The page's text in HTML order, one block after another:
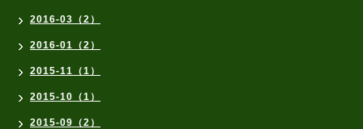
2016-03（2）
2016-01（2）
2015-11（1）
2015-10（1）
2015-09（2）